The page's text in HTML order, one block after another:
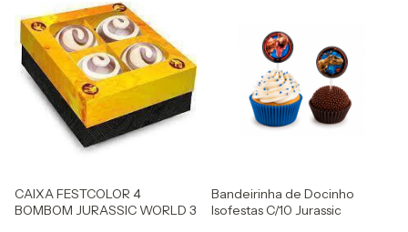
CAIXA FESTCOLOR 4
BOMBOM JURASSIC WORLD 3
Bandeirinha de Docinho
Isofestas C/10 Jurassic